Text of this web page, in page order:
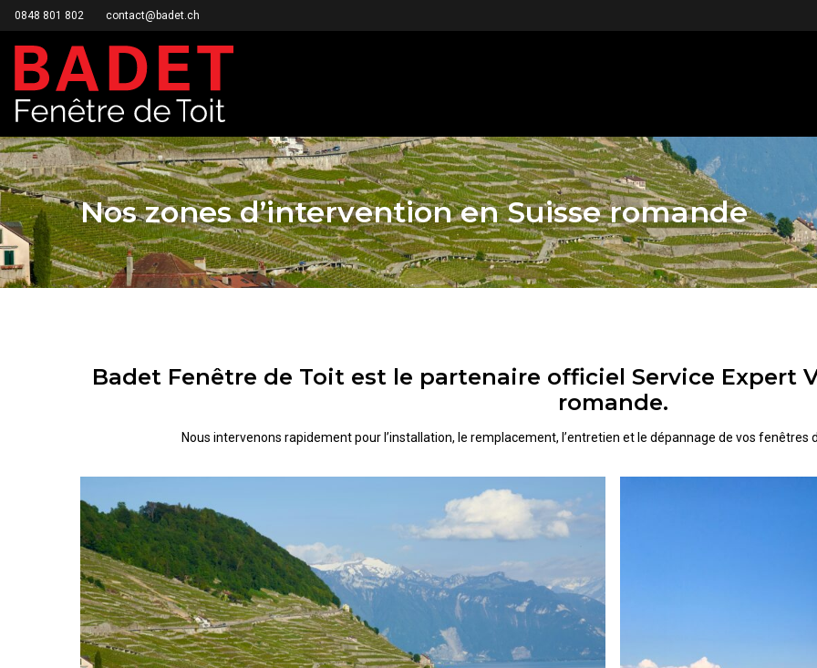
0848 801 802 contact@badet.ch
Nos zones d’intervention en Suisse romande
Badet Fenêtre de Toit est le partenaire officiel Service Expert
romande.
Nous intervenons rapidement pour l’installation, le remplacement, l’entretien et le dépannage de vos fenêtres